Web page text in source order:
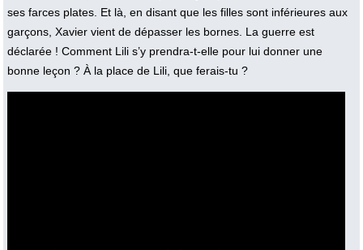
ses farces plates. Et là, en disant que les filles sont inférieures aux
garçons, Xavier vient de dépasser les bornes. La guerre est
déclarée ! Comment Lili s’y prendra-t-elle pour lui donner une
bonne leçon ? À la place de Lili, que ferais-tu ?